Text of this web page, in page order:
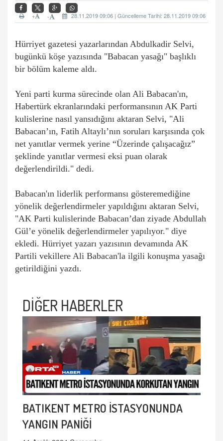
28.11.2019 09:06 | Güncelleme Tarihi: 28.11.2019 09:06
-
+
Hürriyet gazetesi yazarlarından Abdulkadir Selvi,
bugünkü köşe yazısında "Babacan yasağı" başlıklı
bir bölüm kaleme aldı.
Yeni parti kurma sürecinde olan Ali Babacan'ın,
Habertürk ekranlarındaki performansının AK Parti
kulislerine nasıl yansıdığını aktaran Selvi, "Ali
Babacan’ın, Fatih Altaylı’nın soruları karşısında çok
net yanıtlar vermek yerine “Üzerinde çalışacağız”
şeklinde yanıtlar vermesi eksi puan olarak
değerlendirildi." dedi.
Babacan'ın liderlik performansı gösteremediğine
yönelik değerlendirmeler yapıldığını aktaran Selvi,
"AK Parti kulislerinde Babacan’dan ziyade Abdullah
Gül’e yönelik değerlendirmeler yapılıyor." diye
ekledi. Hürriyet yazarı yazısının devamında AK
Partili vekillere Ali Babacan'la ilgili konuşma yasağı
getirildiğini yazdı.
DİĞER HABERLER
BATIKENT METRO İSTASYONUNDA
YANGIN PANİĞİ